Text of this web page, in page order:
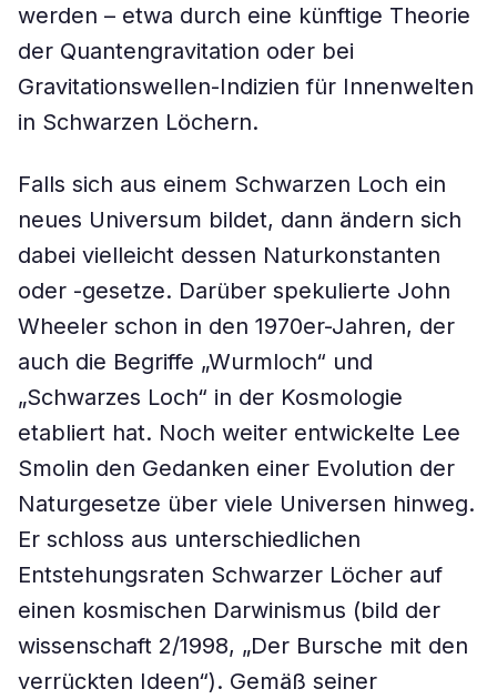
werden – etwa durch eine künftige Theorie
der Quantengravitation oder bei
Gravitationswellen-Indizien für Innenwelten
in Schwarzen Löchern.
Falls sich aus einem Schwarzen Loch ein
neues Universum bildet, dann ändern sich
dabei vielleicht dessen Naturkonstanten
oder -gesetze. Darüber spekulierte John
Wheeler schon in den 1970er-Jahren, der
auch die Begriffe „Wurmloch“ und
„Schwarzes Loch“ in der Kosmologie
etabliert hat. Noch weiter entwickelte Lee
Smolin den Gedanken einer Evolution der
Naturgesetze über viele Universen hinweg.
Er schloss aus unterschiedlichen
Entstehungsraten Schwarzer Löcher auf
einen kosmischen Darwinismus (bild der
wissenschaft 2/1998, „Der Bursche mit den
verrückten Ideen“). Gemäß seiner